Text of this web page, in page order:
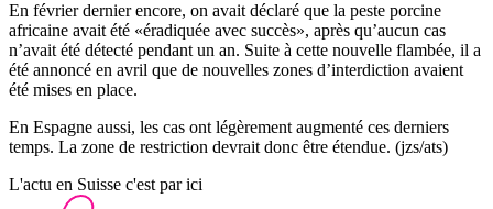
En février dernier encore, on avait déclaré que la peste porcine
africaine avait été «éradiquée avec succès», après qu’aucun cas
n’avait été détecté pendant un an. Suite à cette nouvelle flambée, il a
été annoncé en avril que de nouvelles zones d’interdiction avaient
été mises en place.
En Espagne aussi, les cas ont légèrement augmenté ces derniers
temps. La zone de restriction devrait donc être étendue. (jzs/ats)
L'actu en Suisse c'est par ici